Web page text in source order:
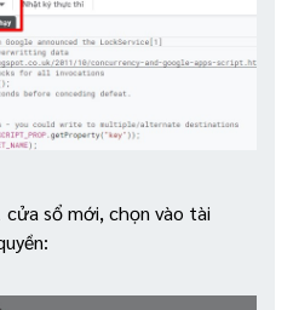
sổ mới, chọn vào tài